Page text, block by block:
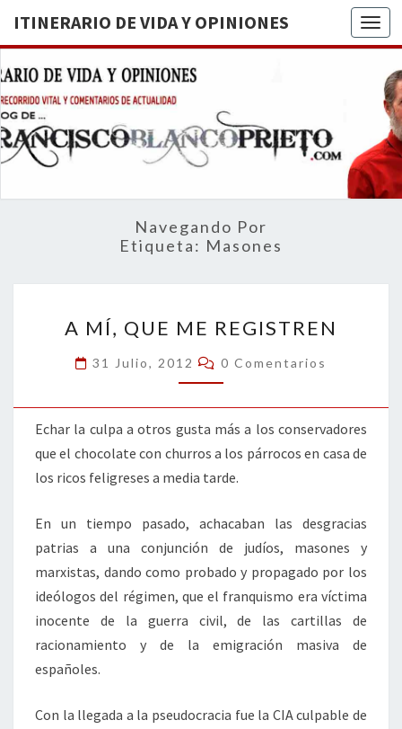
ITINERARIO DE VIDA Y OPINIONES
DE
BREVE
RECORRIDO
VITAL Y
ACTUALIDAD
Navegando Por
Etiqueta: Masones
MÍ,
QUE
ME
REGISTREN
A MÍ, QUE ME REGISTREN
31 Julio, 2012 Comentarios
0 Comentarios
Echar la culpa a otros gusta más a los conservadores
que el chocolate con churros a los párrocos en casa de
los ricos feligreses a media tarde.
En un tiempo pasado, achacaban las desgracias
patrias a una conjunción de judíos, masones y
marxistas, dando como probado y propagado por los
ideólogos del régimen, que el franquismo era víctima
inocente de la guerra civil, de las cartillas de
racionamiento y de la emigración masiva de
españoles.
Con la llegada a la pseudocracia fue la CIA culpable de